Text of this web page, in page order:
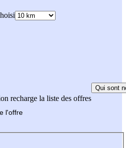
recharge la liste des offres
Qui sont
l'offre